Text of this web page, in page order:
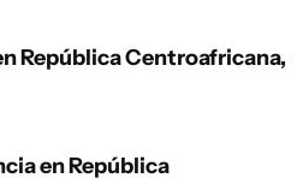
República Centroafricana,
en República